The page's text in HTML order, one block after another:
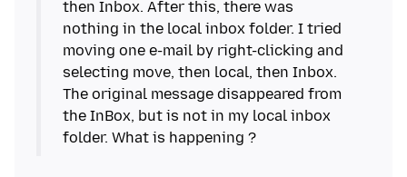
then Inbox. After this, there was
nothing in the local inbox folder. I tried
moving one e-mail by right-clicking and
selecting move, then local, then Inbox.
The original message disappeared from
the InBox, but is not in my local inbox